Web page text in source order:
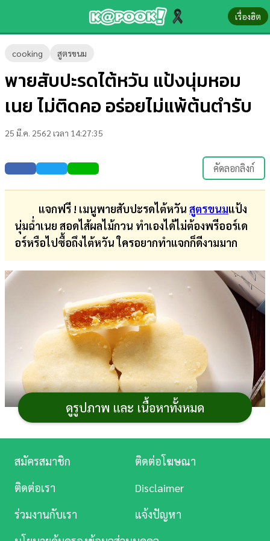
เรื่องฮิต
cooking สูตรขนม
พายสับปะรดไต้หวัน แป้งนุ่มหอม
เนย ไม่ติดคอ อร่อยไม่แพ้ต้นตำรับ
25 มี.ค. 2562 เวลา 14:27:35
คัดลอกลิงก์
แจกฟรี ! เมนูพายสับปะรดไต้หวัน สูตรขนมแป้ง
นุ่มฉ่ำเนย สอดไส้ผลไม้กวน ทำเองได้ไม่ต้องพรีออร์เด
อร์หรือไปซื้อถึงไต้หวัน ใครอยากทำแจกก็ดีงามมาก
จู่ ๆ ก็อยากกิน พายสับปะรดไต้หวัน ไม่ว่าจะเป็นพาย
จะพรีออเดอร์ราคาก็แอบแพงไปนิด และช่วงนี้ก็ไม่มีเพื่อน
บินไปไต้หวัน ไม่รู้จะฝากใครซื้อได้ เอาล่ะ… ในเมื่อมีความ
อยากก็ขอลองทำเองสักครั้งดีกว่า กระปุกดอทคอมขอนำ
ดูรูปภาพ และ เนื้อหาทั้งหมด
ข่าว-
ความ
รู้
บันเทิง
ตรวจ
ผล
บอล
สด
ศึกษา
บันเทิง
ดู
Music
สมัครสมาชิก
ติดต่อโฆษณา
ติดต่อเรา
Disclaimer
ร่วมงานกับเรา
แจ้งปัญหา